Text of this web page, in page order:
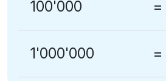
100'000 =
1'000'000 =